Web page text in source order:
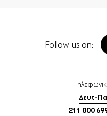
Follow us on:
Δευτ-
211 800